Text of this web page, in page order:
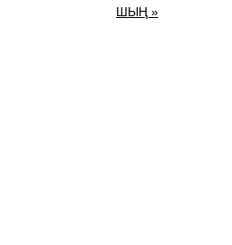
ШЫҢ »